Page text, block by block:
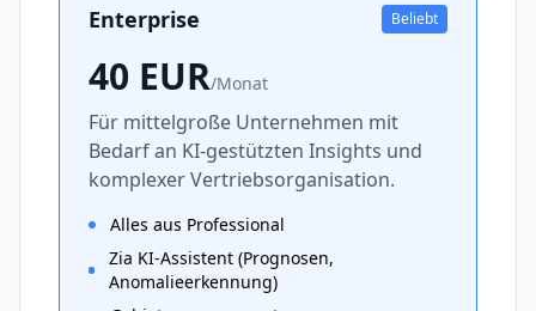
Enterprise Beliebt
40 EUR/Monat
Für mittelgroße Unternehmen mit
Bedarf an KI-gestützten Insights und
komplexer Vertriebsorganisation.
Alles aus Professional
Zia KI-Assistent (Prognosen,
Anomalieerkennung)